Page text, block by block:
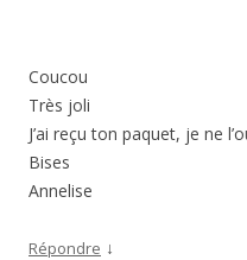
Coucou
Très joli
J’ai reçu ton paquet, je ne
Bises
Annelise
Répondre ↓